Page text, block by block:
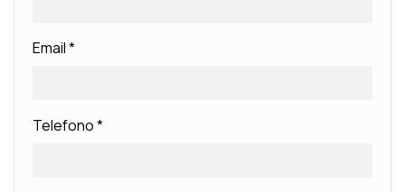
Email*
Telefono*